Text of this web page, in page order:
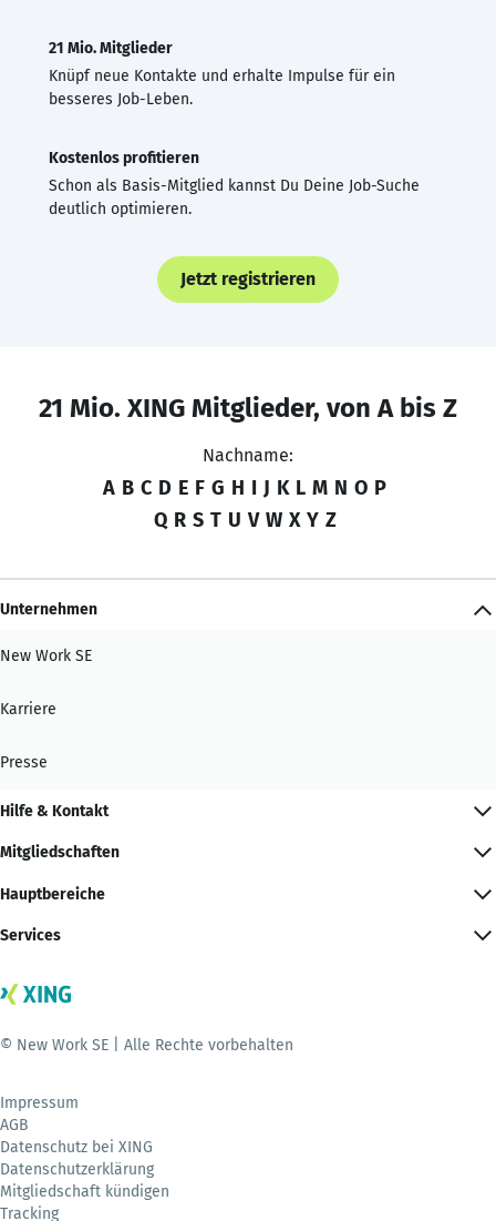
21 Mio. Mitglieder
Knüpf neue Kontakte und erhalte Impulse für ein
besseres Job-Leben.
Kostenlos profitieren
Schon als Basis-Mitglied kannst Du Deine Job-Suche
deutlich optimieren.
Jetzt registrieren
21 Mio. XING Mitglieder, von A bis Z
Nachname:
A B C D E F G H I J K L M N O P
Q R S T U V W X Y Z
Unternehmen
New Work SE
Karriere
Presse
Hilfe & Kontakt
Mitgliedschaften
Hauptbereiche
Services
© New Work SE | Alle Rechte vorbehalten
Impressum
AGB
Datenschutz bei XING
Datenschutzerklärung
Mitgliedschaft kündigen
Tracking